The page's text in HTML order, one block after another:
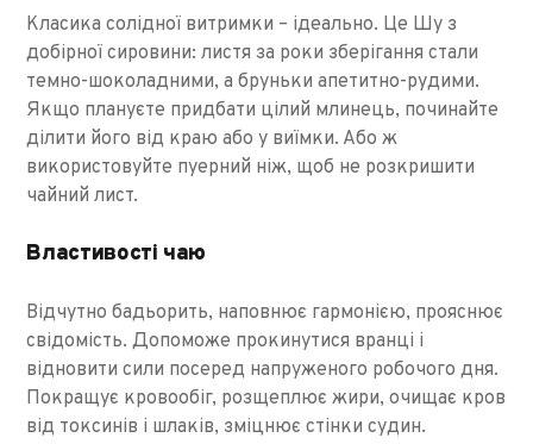
Класика солідної витримки – ідеально. Це Шу з
добірної сировини: листя за роки зберігання стали
темно-шоколадними, а бруньки апетитно-рудими.
Якщо плануєте придбати цілий млинець, починайте
ділити його від краю або у виїмки. Або ж
використовуйте пуерний ніж, щоб не розкришити
чайний лист.
Властивості чаю
Відчутно бадьорить, наповнює гармонією, прояснює
свідомість. Допоможе прокинутися вранці і
відновити сили посеред напруженого робочого дня.
Покращує кровообіг, розщеплює жири, очищає кров
від токсинів і шлаків, зміцнює стінки судин.